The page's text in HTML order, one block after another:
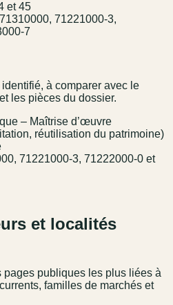
et 45
71221000-3,
7
à comparer avec le
les pièces du dossier.
– Maîtrise d’œuvre
réutilisation du patrimoine)
71221000-3, 71222000-0 et
et localités
publiques les plus liées à
familles de marchés et